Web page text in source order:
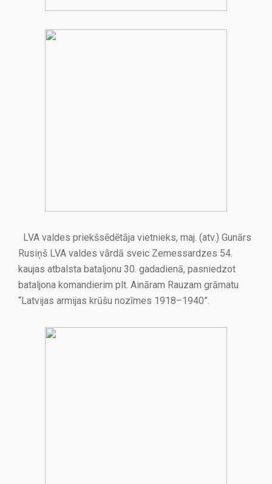
LVA valdes priekšsēdētāja vietnieks, maj. (atv.) Gunārs
Rusiņš LVA valdes vārdā sveic Zemessardzes 54.
kaujas atbalsta bataljonu 30. gadadienā, pasniedzot
bataljona komandierim plt. Aināram Rauzam grāmatu
“Latvijas armijas krūšu nozīmes 1918–1940”.